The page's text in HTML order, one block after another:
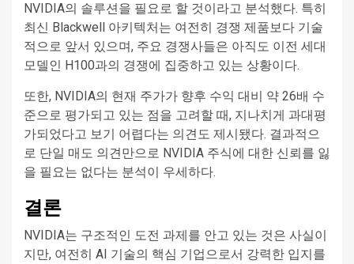
NVIDIA의 솔루션을 필요로 할 것이라고 분석했다. 특히
최신 Blackwell 아키텍처는 여전히 경쟁 제품보다 기술
적으로 앞서 있으며, 주요 경쟁사들은 아직도 이전 세대
모델인 H100과의 경쟁에 집중하고 있는 상황이다.
또한, NVIDIA의 현재 주가가 향후 수익 대비 약 26배 수
준으로 평가되고 있는 점을 고려할 때, 지나치게 과대평
가되었다고 보기 어렵다는 의견도 제시됐다. 결과적으
로 단일 매도 의견만으로 NVIDIA 주식에 대한 신뢰를 잃
을 필요는 없다는 분석이 우세하다.
결론
NVIDIA는 구조적인 도전 과제를 안고 있는 것은 사실이
지만, 여전히 AI 기술의 핵심 기업으로서 강력한 입지를